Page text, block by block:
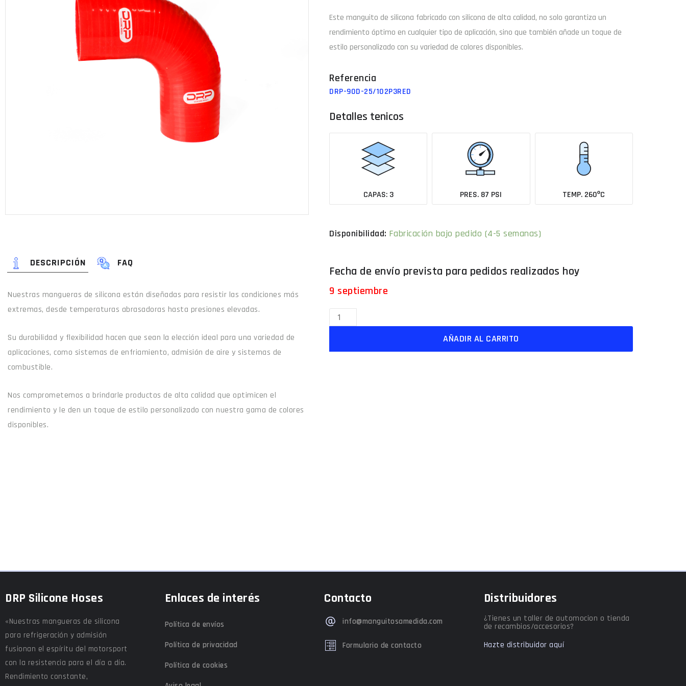
productos de DRP Silicona Hoses.
Email
Manguera de vacío
DESCRIPCIÓN FAQ
Nuestras mangueras de silicona están diseñadas para resistir las condiciones más
extremas, desde temperaturas abrasadoras hasta presiones elevadas.
Su durabilidad y flexibilidad hacen que sean la elección ideal para una variedad de
aplicaciones, como sistemas de enfriamiento, admisión de aire y sistemas de
combustible.
Nos comprometemos a brindarle productos de alta calidad que optimicen el
rendimiento y le den un toque de estilo personalizado con nuestra gama de colores
disponibles.
Este manguito de silicona fabricado con silicona de alta calidad, no solo garantiza un
rendimiento óptimo en cualquier tipo de aplicación, sino que también añade un toque de
estilo personalizado con su variedad de colores disponibles.
DRP-90D-25/102P3RED
Detalles tenicos
CAPAS: 3 PRES. 87 PSI TEMP. 260ºC
Disponibilidad: Fabricación bajo pedido (4-5 semanas)
9 septiembre
AÑADIR AL CARRITO
DRP Silicone Hoses
«Nuestras mangueras de silicona
para refrigeración y admisión
fusionan el espíritu del motorsport
con la resistencia para el día a día.
Rendimiento constante,
Enlaces de interés
Política de envíos
Política de privacidad
Política de cookies
Contacto
info@manguitosamedida.com
Formulario de contacto
Distribuidores
¿Tienes un taller de automocion o tienda
de recambios/accesorios?
Hazte distribuidor aquí